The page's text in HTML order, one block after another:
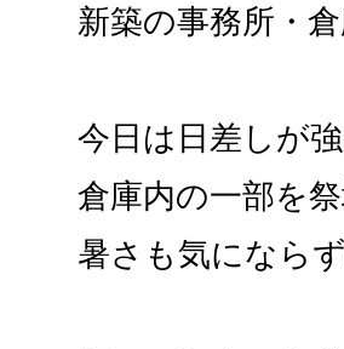
新築の事務所・
今日は日差しが
倉庫内の一部を
暑さも気になら